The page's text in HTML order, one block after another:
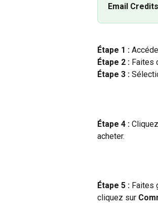
Email Credits
Étape 1 :
Étape 2 : Faites
Étape 3 :
Étape 4 :
acheter.
Étape 5 : Faites
cliquez sur